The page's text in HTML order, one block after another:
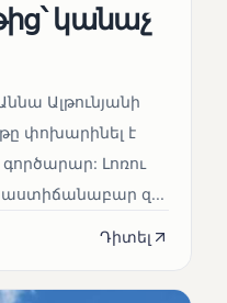
կանաչ
Ալթունյանի
փոխարինել է
Լոռու
աստիճանաբար զ...
Դիտել